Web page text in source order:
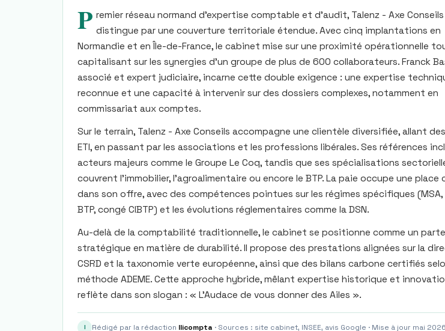
P remier réseau normand d’expertise comptable et d’audit, Talenz - Axe Conseils
distingue par une couverture territoriale étendue. Avec cinq implantations en
Normandie et en Île-de-France, le cabinet mise sur une proximité opérationnelle
capitalisant sur les synergies d’un groupe de plus de 600 collaborateurs. Franck
associé et expert judiciaire, incarne cette double exigence : une expertise
reconnue et une capacité à intervenir sur des dossiers complexes, notamment en
commissariat aux comptes.
Sur le terrain, Talenz - Axe Conseils accompagne une clientèle diversifiée, allant
ETI, en passant par les associations et les professions libérales. Ses références
acteurs majeurs comme le Groupe Le Coq, tandis que ses spécialisations
couvrent l’immobilier, l’agroalimentaire ou encore le BTP. La paie occupe une place
dans son offre, avec des compétences pointues sur les régimes spécifiques
BTP, congé CIBTP) et les évolutions réglementaires comme la DSN.
Au-delà de la comptabilité traditionnelle, le cabinet se positionne comme un
stratégique en matière de durabilité. Il propose des prestations alignées sur la
CSRD et la taxonomie verte européenne, ainsi que des bilans carbone certifiés
méthode ADEME. Cette approche hybride, mêlant expertise historique et
reflète dans son slogan : « L’Audace de vous donner des Ailes ».
I Rédigé par la rédaction Ilicompta · Sources : site cabinet, INSEE, avis Google · Mise à jour mai 2026